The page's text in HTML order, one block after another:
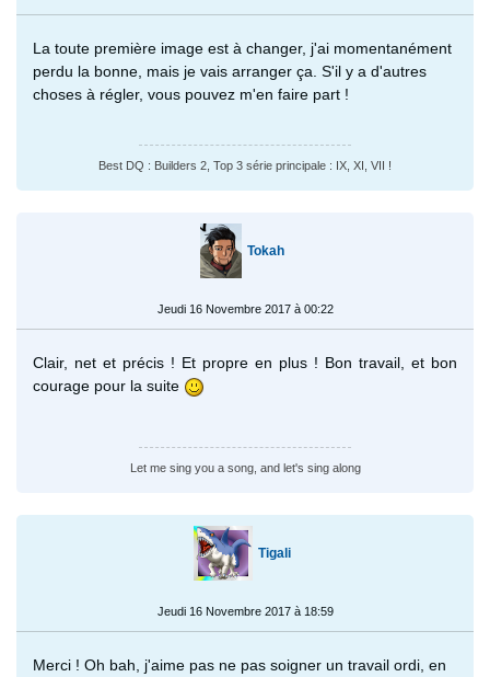
La toute première image est à changer, j'ai momentanément
perdu la bonne, mais je vais arranger ça. S'il y a d'autres
choses à régler, vous pouvez m'en faire part !
Best DQ : Builders 2, Top 3 série principale : IX, XI, VII !
Tokah
Jeudi 16 Novembre 2017 à 00:22
Clair, net et précis ! Et propre en plus ! Bon travail, et bon
courage pour la suite
Let me sing you a song, and let's sing along
Tigali
Jeudi 16 Novembre 2017 à 18:59
Merci ! Oh bah, j'aime pas ne pas soigner un travail ordi, en